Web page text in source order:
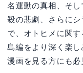
名運動の真相、そ
殺の悲劇、さらに
で、オトヒメに関
島編をより深く楽し
漫画を見る方にも必